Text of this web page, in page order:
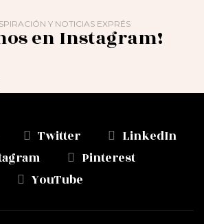
Y NOTICIAS EXPRÉS
en Instagram!
Twitter
LinkedIn
Pinterest
YouTube